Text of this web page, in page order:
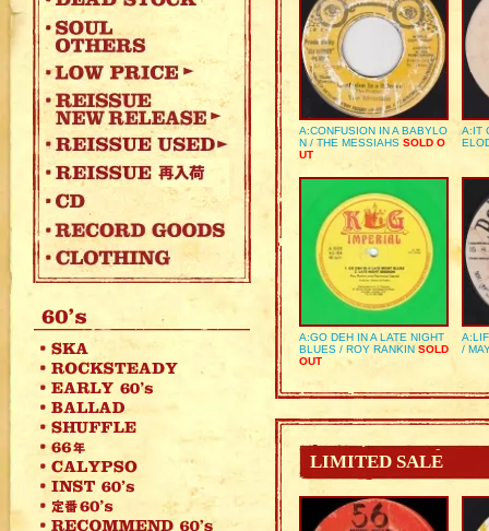
A:CONFUSION IN A BABYLO
N / THE MESSIAHS SOLD O
UT
A:IT
A:GO DEH IN A LATE NIGHT
BLUES / ROY RANKIN SOLD
OUT
/
LIMITED SALE